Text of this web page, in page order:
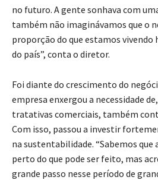
no futuro. A gente sonhava com
também não imaginávamos que o
proporção do que estamos vivendo
do país”, conta o diretor.
Foi diante do crescimento do
empresa enxergou a necessidade
tratativas comerciais, também
Com isso, passou a investir
na sustentabilidade. “Sabemos que
perto do que pode ser feito, mas
grande passo nesse período de